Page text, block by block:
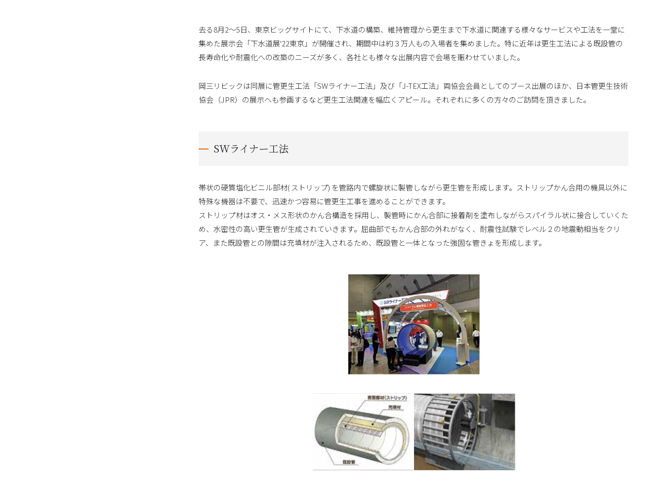
去る8月2～5日、東京ビッグサイトにて、下水道の構築、維持管理から更生まで下水道に関連する様々なサービスや工法を一堂に
集めた展示会「下水道展'22東京」が開催され、期間中は約３万人もの入場者を集めました。特に近年は更生工法による既設管の
長寿命化や耐震化への改築のニーズが多く、各社とも様々な出展内容で会場を賑わせていました。
岡三リビックは同展に管更生工法「SWライナー工法」及び「J-TEX工法」両協会会員としてのブース出展のほか、日本管更生技術
協会（JPR）の展示へも参画するなど更生工法関連を幅広くアピール。それぞれに多くの方々のご訪問を頂きました。
SWライナー工法
帯状の硬質塩化ビニル部材( ストリップ) を管路内で螺旋状に製管しながら更生管を形成します。ストリップかん合用の機具以外に
特殊な機器は不要で、迅速かつ容易に管更生工事を進めることができます。
ストリップ材はオス・メス形状のかん合構造を採用し、製管時にかん合部に接着剤を塗布しながらスパイラル状に接合していくた
め、水密性の高い更生管が生成されていきます。屈曲部でもかん合部の外れがなく、耐震性試験でレベル２の地震動相当をクリ
ア、また既設管との隙間は充填材が注入されるため、既設管と一体となった強固な管きょを形成します。